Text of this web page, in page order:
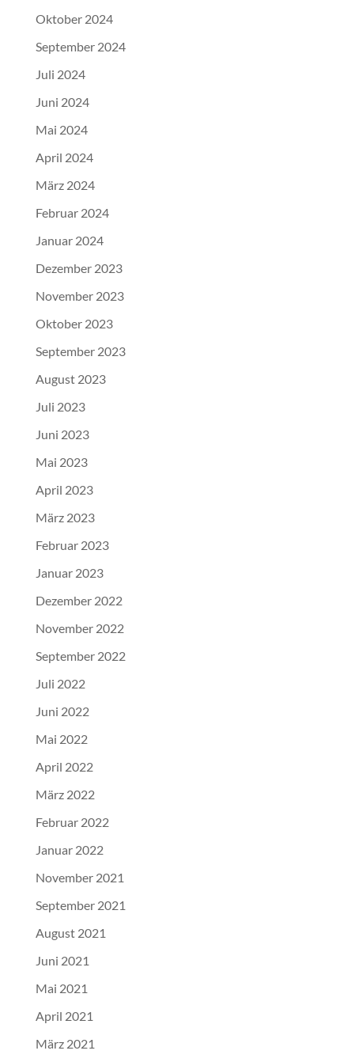
Oktober 2024
September 2024
Juli 2024
Juni 2024
Mai 2024
April 2024
März 2024
Februar 2024
Januar 2024
Dezember 2023
November 2023
Oktober 2023
September 2023
August 2023
Juli 2023
Juni 2023
Mai 2023
April 2023
März 2023
Februar 2023
Januar 2023
Dezember 2022
November 2022
September 2022
Juli 2022
Juni 2022
Mai 2022
April 2022
März 2022
Februar 2022
Januar 2022
November 2021
September 2021
August 2021
Juni 2021
Mai 2021
April 2021
März 2021